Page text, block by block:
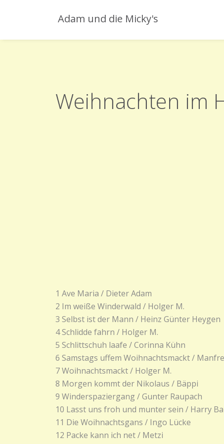
Adam und die Micky's
Weihnachten im
1 Ave Maria / Dieter Adam
2 Im weiße Winderwald / Holger M.
3 Selbst ist der Mann / Heinz Günter Heygen
4 Schlidde fahrn / Holger M.
5 Schlittschuh laafe / Corinna Kühn
6 Samstags uffem Woihnachtsmackt /
7 Woihnachtsmackt / Holger M.
8 Morgen kommt der Nikolaus / Bäppi
9 Winderspaziergang / Gunter Raupach
10 Lasst uns froh und munter sein / Harry
11 Die Woihnachtsgans / Ingo Lücke
12 Packe kann ich net / Metzi